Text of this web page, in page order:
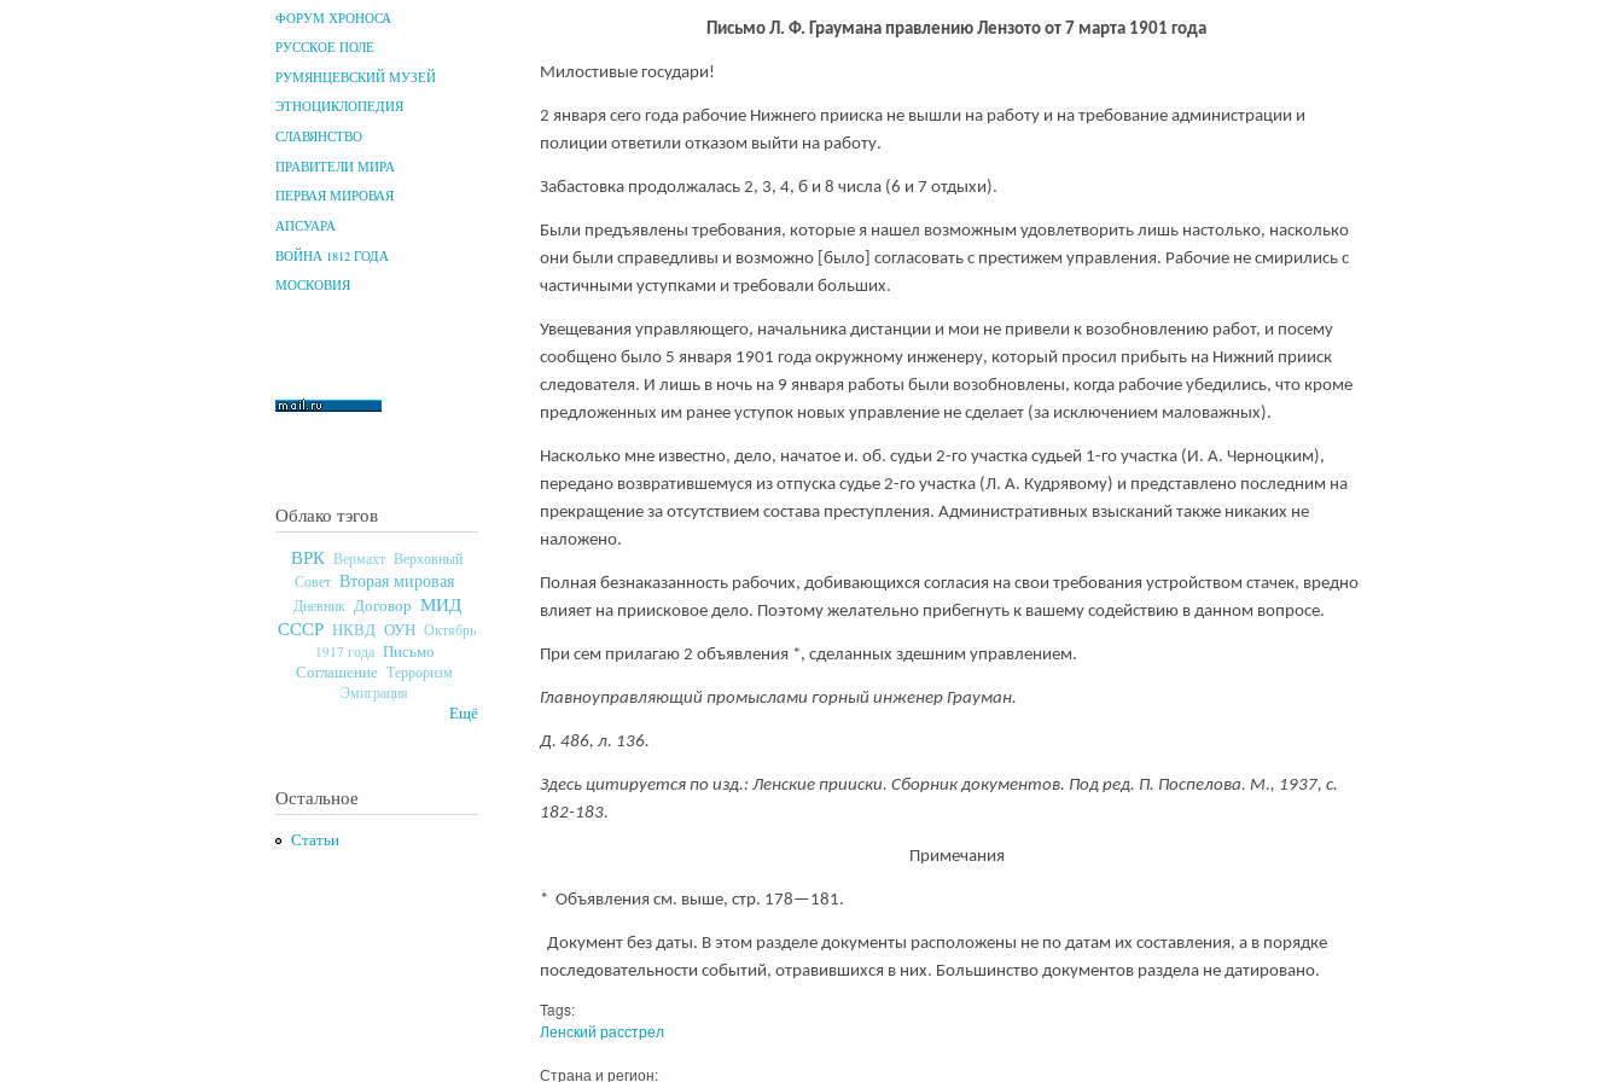
ФОРУМ ХРОНОСА
РУССКОЕ ПОЛЕ
РУМЯНЦЕВСКИЙ МУЗЕЙ
ЭТНОЦИКЛОПЕДИЯ
СЛАВЯНСТВО
ПРАВИТЕЛИ МИРА
ПЕРВАЯ МИРОВАЯ
АПСУАРА
ВОЙНА 1812 ГОДА
МОСКОВИЯ
Облако тэгов
ВРК Вермахт Верховный
Совет Вторая мировая
Дневник Договор МИД
СССР НКВД ОУН Октябрь
1917 года Письмо
Соглашение Терроризм
Эмиграция
Ещё
Остальное
Статьи
Письмо Л. Ф. Граумана правлению Лензото от 7 марта 1901 года
Милостивые государи!
2 января сего года рабочие Нижнего прииска не вышли на работу и на требование администрации и
полиции ответили отказом выйти на работу.
Забастовка продолжалась 2, 3, 4, б и 8 числа (6 и 7 отдыхи).
Были предъявлены требования, которые я нашел возможным удовлетворить лишь настолько, насколько
они были справедливы и возможно [было] согласовать с престижем управления. Рабочие не смирились с
частичными уступками и требовали больших.
Увещевания управляющего, начальника дистанции и мои не привели к возобновлению работ, и посему
сообщено было 5 января 1901 года окружному инженеру, который просил прибыть на Нижний прииск
следователя. И лишь в ночь на 9 января работы были возобновлены, когда рабочие убедились, что кроме
предложенных им ранее уступок новых управление не сделает (за исключением маловажных).
Насколько мне известно, дело, начатое и. об. судьи 2-го участка судьей 1-го участка (И. А. Черноцким),
передано возвратившемуся из отпуска судье 2-го участка (Л. А. Кудрявому) и представлено последним на
прекращение за отсутствием состава преступления. Административных взысканий также никаких не
наложено.
Полная безнаказанность рабочих, добивающихся согласия на свои требования устройством стачек, вредно
влияет на приисковое дело. Поэтому желательно прибегнуть к вашему содействию в данном вопросе.
При сем прилагаю 2 объявления *, сделанных здешним управлением.
Главноуправляющий промыслами горный инженер Грауман.
Д. 486, л. 136.
Здесь цитируется по изд.: Ленские прииски. Сборник документов. Под ред. П. Поспелова. М., 1937, с.
182-183.
Примечания
* Объявления см. выше, стр. 178—181.
Документ без даты. В этом разделе документы расположены не по датам их составления, а в порядке
последовательности событий, отравившихся в них. Большинство документов раздела не датировано.
Tags:
Ленский расстрел
Страна и регион: